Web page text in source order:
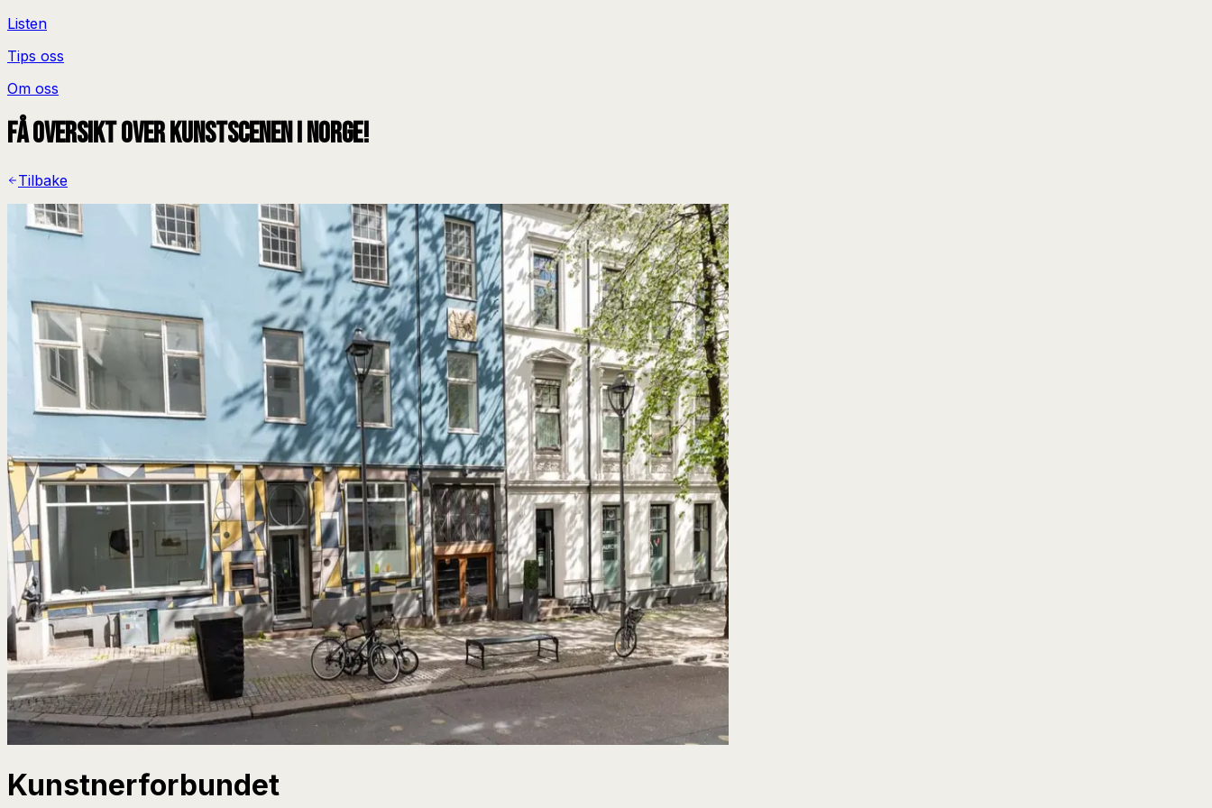
Listen
Tips oss
Om oss
Få oversikt over kunstscenen i Norge!
Tilbake
Kunstnerforbundet